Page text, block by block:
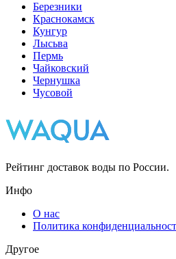
Березники
Краснокамск
Кунгур
Лысьва
Пермь
Чайковский
Чернушка
Чусовой
Рейтинг доставок воды по России.
Инфо
О нас
Политика
Другое